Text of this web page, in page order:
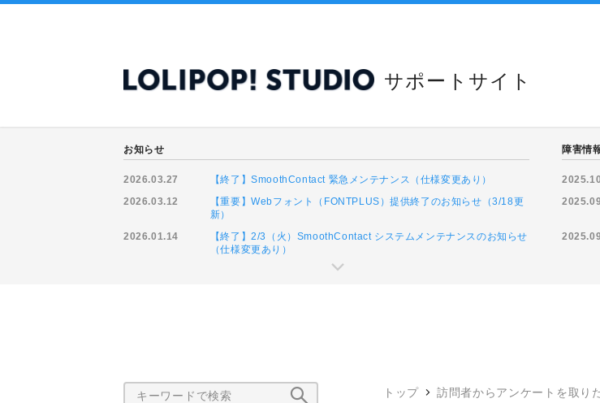
サポートサイト
お知らせ
2026.03.27
【終了】SmoothContact 緊急メンテナンス（仕様変更あり）
2026.03.12
【重要】Webフォント（FONTPLUS）提供終了のお知らせ（3/18更
新）
2026.01.14
【終了】2/3（火）SmoothContact システムメンテナンスのお知らせ
（仕様変更あり）
障害情
トップ 訪問者からアンケートを取り